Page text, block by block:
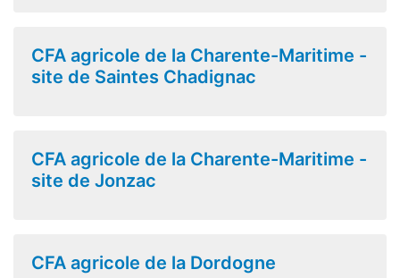
CFA agricole de la Charente-Maritime -
site de Saintes Chadignac
CFA agricole de la Charente-Maritime -
site de Jonzac
CFA agricole de la Dordogne